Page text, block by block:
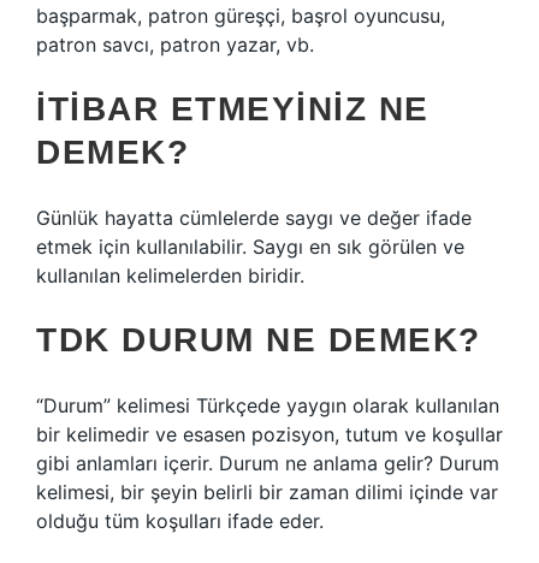
başparmak, patron güreşçi, başrol oyuncusu,
patron savcı, patron yazar, vb.
İTIBAR ETMEYINIZ NE
DEMEK?
Günlük hayatta cümlelerde saygı ve değer ifade
etmek için kullanılabilir. Saygı en sık görülen ve
kullanılan kelimelerden biridir.
TDK DURUM NE DEMEK?
“Durum” kelimesi Türkçede yaygın olarak kullanılan
bir kelimedir ve esasen pozisyon, tutum ve koşullar
gibi anlamları içerir. Durum ne anlama gelir? Durum
kelimesi, bir şeyin belirli bir zaman dilimi içinde var
olduğu tüm koşulları ifade eder.